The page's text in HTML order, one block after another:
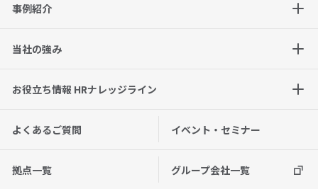
事例紹介
当社の強み
お役立ち情報 HRナレッジライン
よくあるご質問 イベント・セミナー
拠点一覧 グループ会社一覧